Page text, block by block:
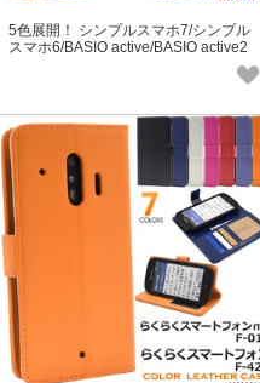
5色展開！ シンプルスマホ7/シンプル
スマホ6/BASIO active/BASIO active2